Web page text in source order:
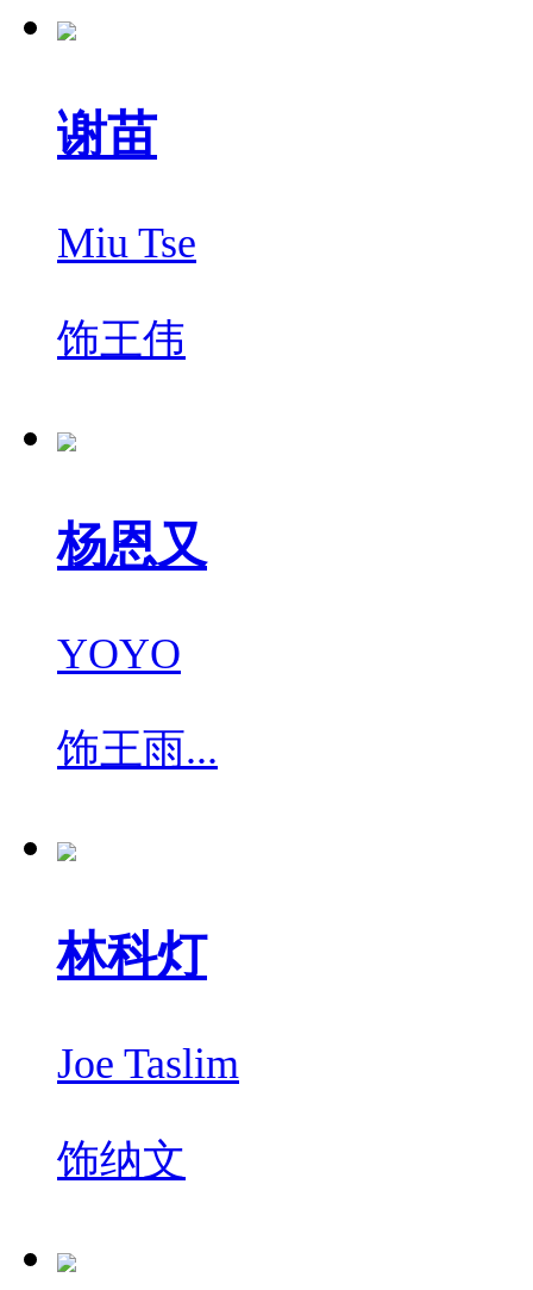
谢苗
Miu Tse
饰王伟
杨恩又
YOYO
饰王雨...
林科灯
Joe Taslim
饰纳文